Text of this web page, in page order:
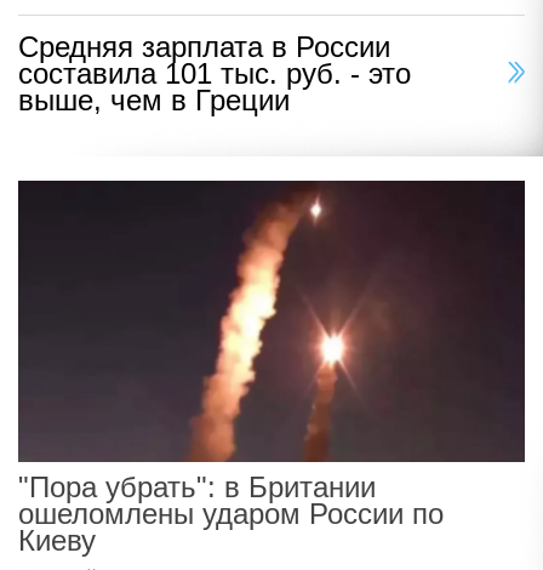
Средняя зарплата в России
составила 101 тыс. руб. - это
выше, чем в Греции
"Пора убрать": в Британии
ошеломлены ударом России по
Киеву